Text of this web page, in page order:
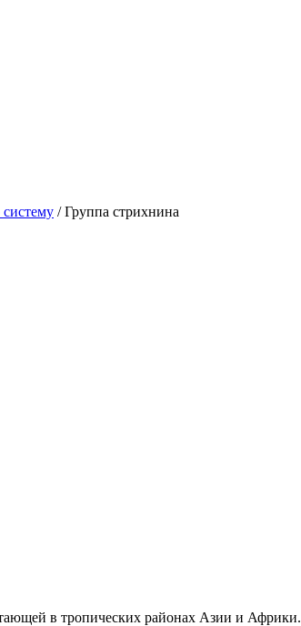
/Группа стрихнина
в тропических районах Азии и Африки.